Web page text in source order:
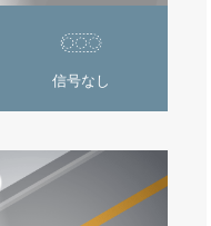
信号なし